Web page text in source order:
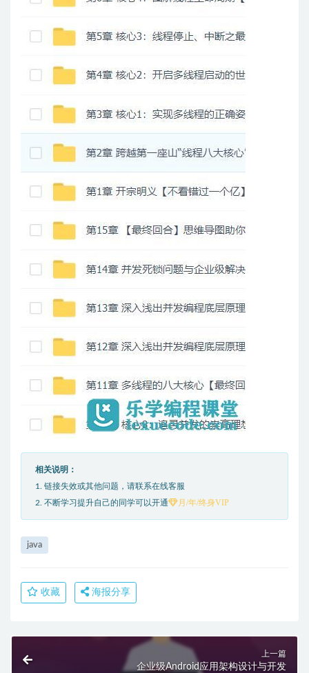
相关说明：
1. 链接失效或其他问题，请联系在线客服
2. 不断学习提升自己的同学可以开通
月/年/终身VIP
java
收藏 海报分享
上一篇
企业级Android应用架构设计与开发